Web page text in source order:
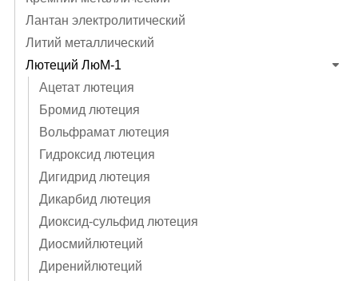
Лантан электролитический
Литий металлический
Лютеций ЛюМ-1
Ацетат лютеция
Бромид лютеция
Вольфрамат лютеция
Гидроксид лютеция
Дигидрид лютеция
Дикарбид лютеция
Диоксид-сульфид лютеция
Диосмийлютеций
Диренийлютеций